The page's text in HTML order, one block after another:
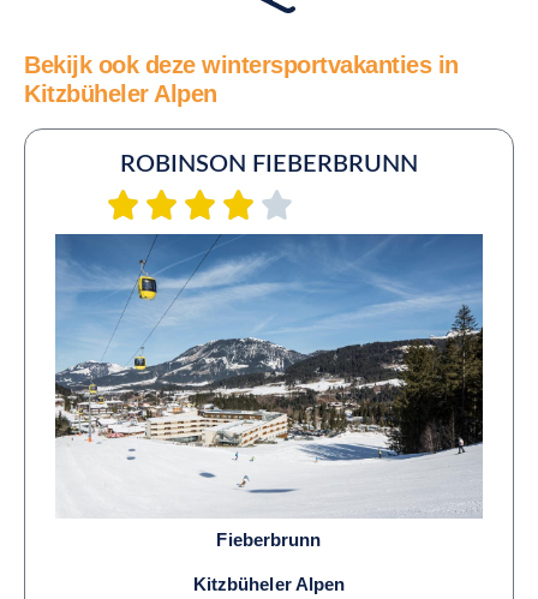
Bekijk ook deze wintersportvakanties in
Kitzbüheler Alpen
ROBINSON FIEBERBRUNN
Fieberbrunn
Kitzbüheler Alpen